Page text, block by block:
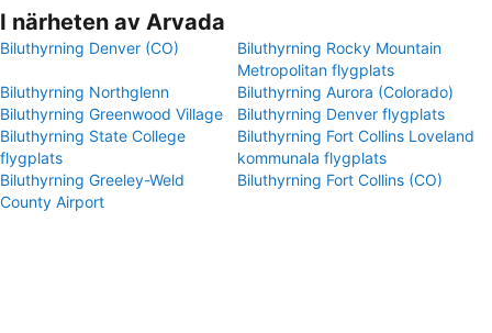
I närheten av Arvada
Biluthyrning Denver (CO)
Biluthyrning Rocky Mountain
Metropolitan flygplats
Biluthyrning Northglenn
Biluthyrning Aurora (Colorado)
Biluthyrning Greenwood Village
Biluthyrning Denver flygplats
Biluthyrning State College
flygplats
Biluthyrning Fort Collins Loveland
kommunala flygplats
Biluthyrning Greeley-Weld
County Airport
Biluthyrning Fort Collins (CO)